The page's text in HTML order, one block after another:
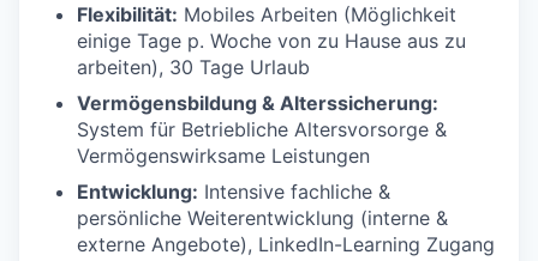
Flexibilität: Mobiles Arbeiten (Möglichkeit
einige Tage p. Woche von zu Hause aus zu
arbeiten), 30 Tage Urlaub
Vermögensbildung & Alterssicherung:
System für Betriebliche Altersvorsorge &
Vermögenswirksame Leistungen
Entwicklung: Intensive fachliche &
persönliche Weiterentwicklung (interne &
externe Angebote), LinkedIn-Learning Zugang